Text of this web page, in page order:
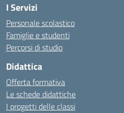
I Servizi
Personale scolastico
Famiglie e studenti
Percorsi di studio
Didattica
Offerta formativa
Le schede didattiche
I progetti delle classi